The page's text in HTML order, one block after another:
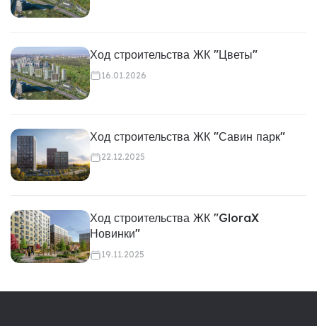
Ход строительства ЖК "Цветы"
16.01.2026
Ход строительства ЖК "Савин парк"
22.12.2025
Ход строительства ЖК "GloraX
Новинки"
19.11.2025